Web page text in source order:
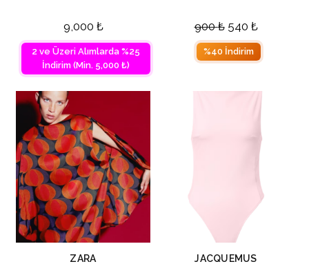
9,000 ₺
2 ve Üzeri Alımlarda %25
İndirim (Min. 5,000 ₺)
900₺ 540 ₺
%40 İndirim
ZARA
JACQUEMUS